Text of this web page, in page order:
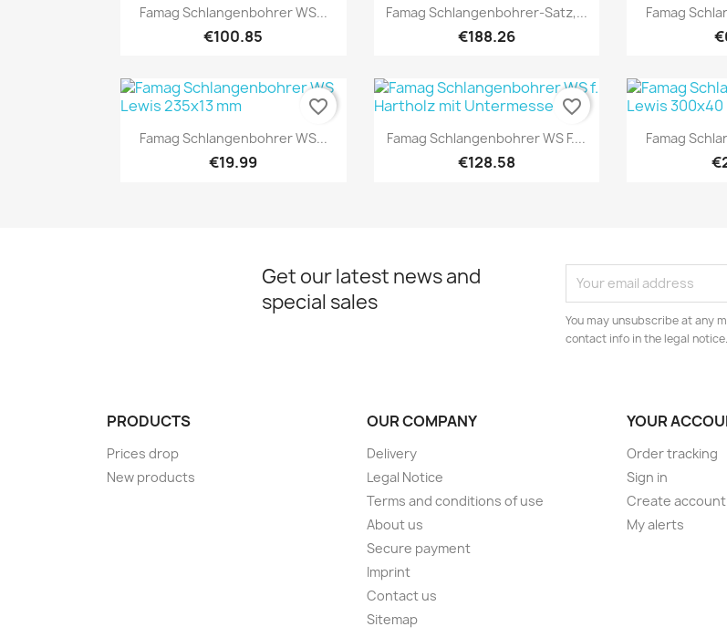
Quick view
Famag Schlangenbohrer WS...
€100.85
Quick view
Famag Schlangenbohrer-Satz,...
€188.26

Famag
Quick view
Famag Schlangenbohrer WS...
€19.99
favorite_border
Quick view
Famag Schlangenbohrer WS F....
€128.58
favorite_border

Famag
Get our latest news and
special sales
You may unsubscribe at any
contact info in the legal notice.
PRODUCTS
Prices drop
New products
OUR COMPANY
Delivery
Legal Notice
Terms and conditions of use
About us
Secure payment
Imprint
Contact us
Sitemap
YOUR
Order tracking
Sign in
Create account
My alerts